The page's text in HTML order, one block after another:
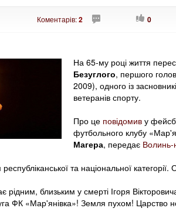
Коментарів:2 0
На 65-му році життя
Безуглого, першого
2009), одного із
ветеранів спорту.
Про це повідомив у
футбольного клубу
Магера, передає Волинь-
та національної
рідним, близьким у смерті Ігоря
ФК «Мар'янівка»! Земля пухом! Царство